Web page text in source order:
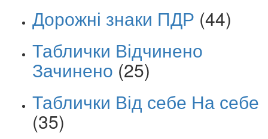
Дорожні знаки ПДР (44)
Таблички Відчинено
Зачинено (25)
Таблички Від себе На себе
(35)